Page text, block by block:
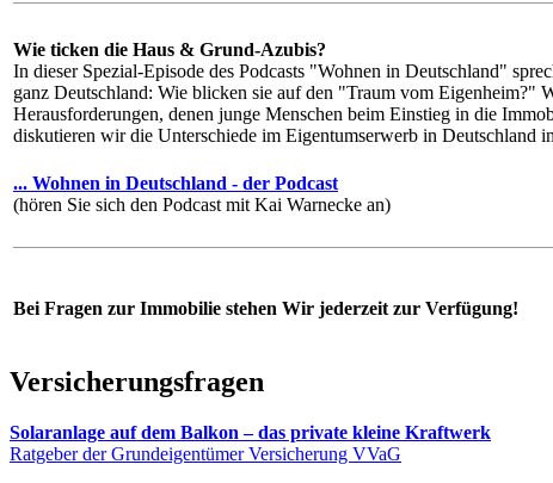
Wie ticken die Haus & Grund-Azubis?
In dieser Spezial-Episode des Podcasts "Wohnen in Deutschland"
ganz Deutschland: Wie blicken sie auf den "Traum vom Eigenheim?"
Herausforderungen, denen junge Menschen beim Einstieg in die
diskutieren wir die Unterschiede im Eigentumserwerb in Deutschland
... Wohnen in Deutschland - der Podcast
(hören Sie sich den Podcast mit Kai Warnecke an)
Bei Fragen zur Immobilie stehen Wir jederzeit zur Verfügung!
Versicherungsfragen
Solaranlage auf dem Balkon – das private kleine Kraftwerk
Ratgeber der Grundeigentümer Versicherung VVaG